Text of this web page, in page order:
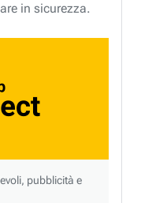
in sicurezza.
pubblicità e